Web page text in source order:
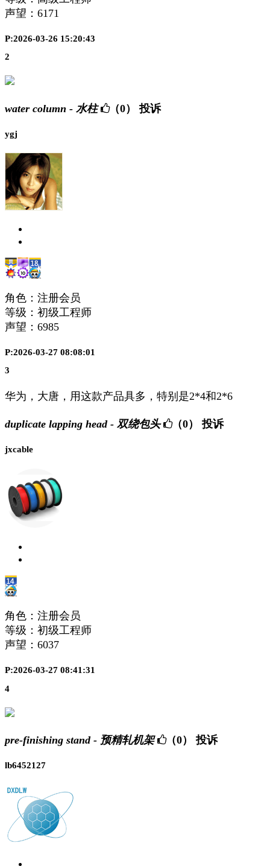
声望： 6171
P:2026-03-26 15:20:43
2
water column - 水柱 （0） 投诉
ygj
角色：注册会员
等级：初级工程师
声望： 6985
P:2026-03-27 08:08:01
3
华为，大唐，用这款产品具多，特别是2*4和2*6
duplicate lapping head - 双绕包头 （0） 投诉
jxcable
角色：注册会员
等级：初级工程师
声望： 6037
P:2026-03-27 08:41:31
4
pre-finishing stand - 预精轧机架 （0） 投诉
lb6452127